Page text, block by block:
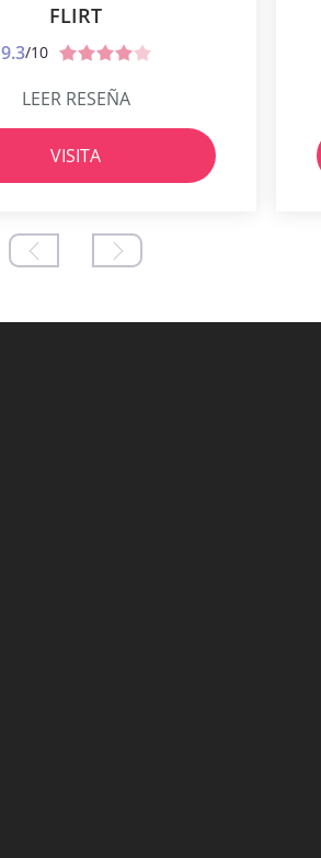
FLIRT
9.3/10
LEER RESEÑA
VISITA